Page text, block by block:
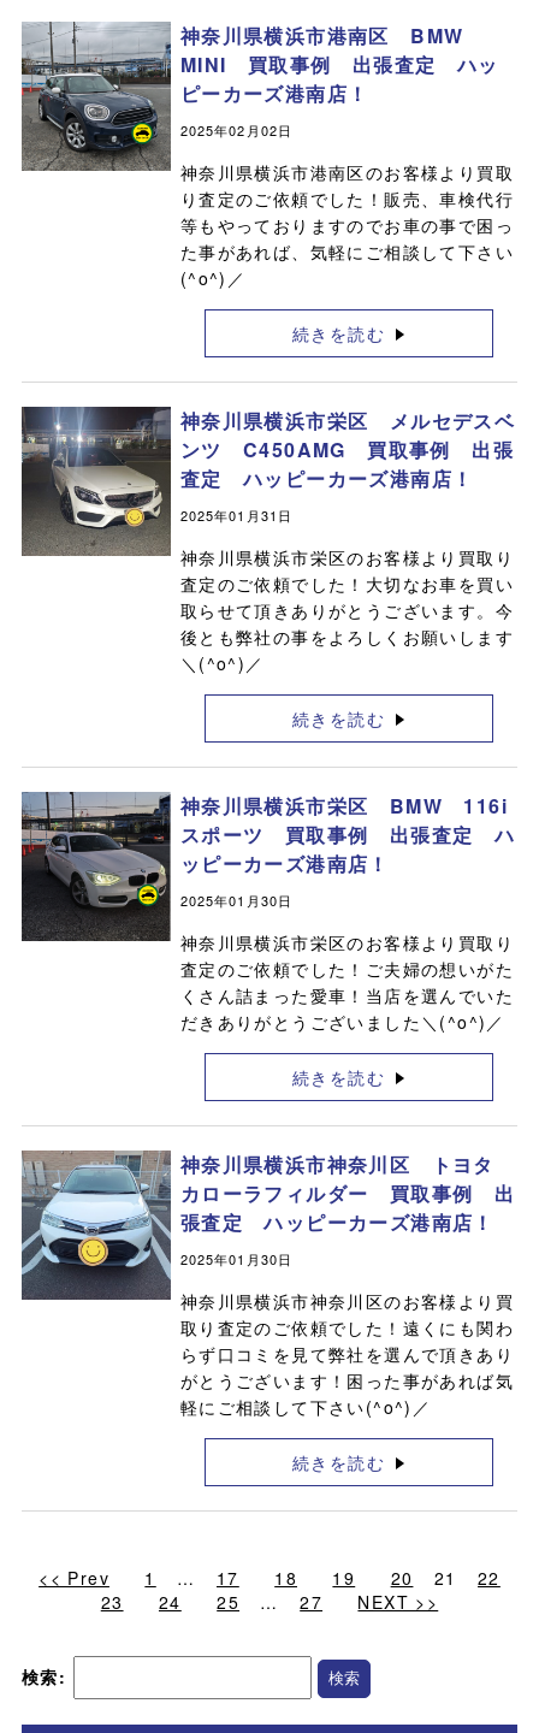
神奈川県横浜市港南区 BMW
MINI 買取事例 出張査定 ハッ
ピーカーズ港南店！
2025年02月02日
神奈川県横浜市港南区のお客様より買取
り査定のご依頼でした！販売、車検代行
等もやっておりますのでお車の事で困っ
た事があれば、気軽にご相談して下さい
(^o^)／
続きを読む
神奈川県横浜市栄区 メルセデスベ
ンツ C450AMG 買取事例 出張
査定 ハッピーカーズ港南店！
2025年01月31日
神奈川県横浜市栄区のお客様より買取り
査定のご依頼でした！大切なお車を買い
取らせて頂きありがとうございます。今
後とも弊社の事をよろしくお願いします
＼(^o^)／
続きを読む
神奈川県横浜市栄区 BMW 116i
スポーツ 買取事例 出張査定 ハ
ッピーカーズ港南店！
2025年01月30日
神奈川県横浜市栄区のお客様より買取り
査定のご依頼でした！ご夫婦の想いがた
くさん詰まった愛車！当店を選んでいた
だきありがとうございました＼(^o^)／
続きを読む
神奈川県横浜市神奈川区 トヨタ
カローラフィルダー 買取事例 出
張査定 ハッピーカーズ港南店！
2025年01月30日
神奈川県横浜市神奈川区のお客様より買
取り査定のご依頼でした！遠くにも関わ
らず口コミを見て弊社を選んで頂きあり
がとうございます！困った事があれば気
軽にご相談して下さい(^o^)／
続きを読む
<< Prev 1 … 17 18 19 20 21
22
23
24 25 … 27 NEXT >>
検索: